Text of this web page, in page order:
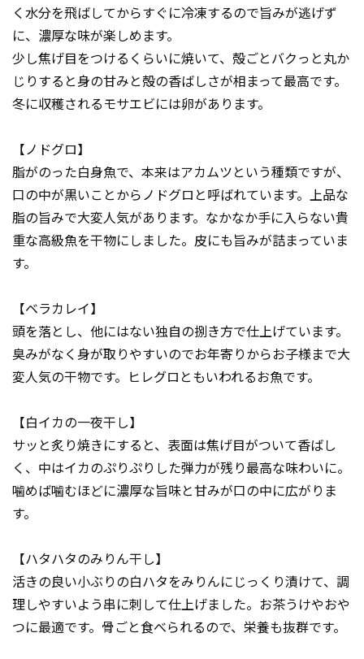
く水分を飛ばしてからすぐに冷凍するので旨みが逃げず
に、濃厚な味が楽しめます。
少し焦げ目をつけるくらいに焼いて、殻ごとバクっと丸か
じりすると身の甘みと殻の香ばしさが相まって最高です。
冬に収穫されるモサエビには卵があります。
【ノドグロ】
脂がのった白身魚で、本来はアカムツという種類ですが、
口の中が黒いことからノドグロと呼ばれています。上品な
脂の旨みで大変人気があります。なかなか手に入らない貴
重な高級魚を干物にしました。皮にも旨みが詰まっていま
す。
【ベラカレイ】
頭を落とし、他にはない独自の捌き方で仕上げています。
臭みがなく身が取りやすいのでお年寄りからお子様まで大
変人気の干物です。ヒレグロともいわれるお魚です。
【白イカの一夜干し】
サッと炙り焼きにすると、表面は焦げ目がついて香ばし
く、中はイカのぷりぷりした弾力が残り最高な味わいに。
噛めば噛むほどに濃厚な旨味と甘みが口の中に広がりま
す。
【ハタハタのみりん干し】
活きの良い小ぶりの白ハタをみりんにじっくり漬けて、調
理しやすいよう串に刺して仕上げました。お茶うけやおや
つに最適です。骨ごと食べられるので、栄養も抜群です。